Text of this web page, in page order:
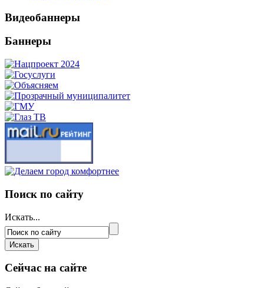
Видеобаннеры
Баннеры
Поиск по сайту
Искать...
Сейчас на сайте